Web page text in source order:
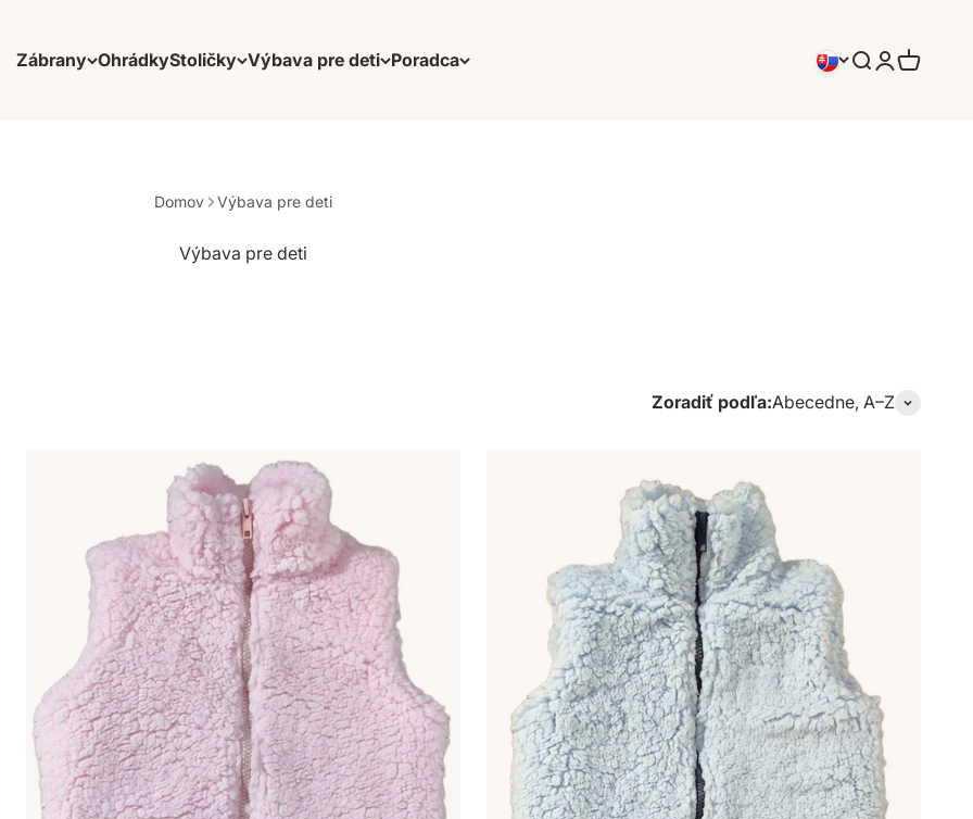
Zábrany OhrádkyStoličky Výbava pre deti Poradca HľadaťPrihlásenie
Košík
Domov Výbava pre deti
Zoradiť podľa:Abecedne, A–Z